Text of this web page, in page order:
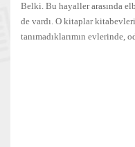
Belki. Bu hayaller arasında
de vardı. O kitaplar
tanımadıklarımın evlerinde,